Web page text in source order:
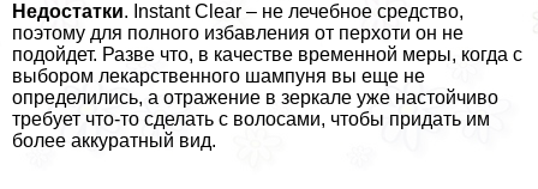
Недостатки. Instant Clear – не лечебное средство,
поэтому для полного избавления от перхоти он не
подойдет. Разве что, в качестве временной меры, когда с
выбором лекарственного шампуня вы еще не
определились, а отражение в зеркале уже настойчиво
требует что-то сделать с волосами, чтобы придать им
более аккуратный вид.